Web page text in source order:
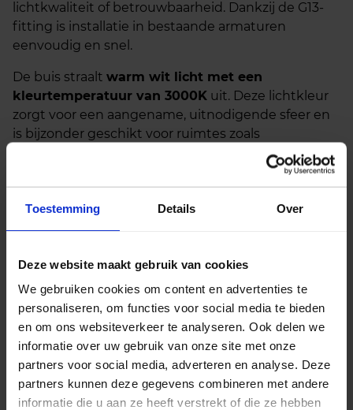
Toestemming Details Over
Deze website maakt gebruik van cookies
We gebruiken cookies om content en advertenties te
personaliseren, om functies voor social media te bieden
en om ons websiteverkeer te analyseren. Ook delen we
informatie over uw gebruik van onze site met onze
partners voor social media, adverteren en analyse. Deze
partners kunnen deze gegevens combineren met andere
informatie die u aan ze heeft verstrekt of die ze hebben
lichtkwaliteit of betrouwbaarheid. Dankzij de G13-
fitting is installatie in bestaande armaturen
eenvoudig en snel.
De buis straalt warm wit licht met een
kleurtemperatuur van 3000K uit. Deze lichtkleur
zorgt voor een aangename, uitnodigende sfeer en
is bijzonder geschikt voor ruimtes zoals
wachtruimtes, kleedkamers, kantines en kantoren
met een ontspannen uitstraling. De kleurcode830
verwijst naar deze kleurtemperatuur in combinatie
met eenkleurweergave-index (CRI) van 80–89
wat garant staat voor een natuurgetrouwe en
installatiemethoden:
Conventioneel voorschakelapparaat (EM):
Vervang de bestaande TL-buis en plaats de
meegeleverde LED-starter.
Netspanning (AC mains):